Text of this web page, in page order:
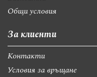
Общи условия
За клиенти
Контакти
Условия за връщане